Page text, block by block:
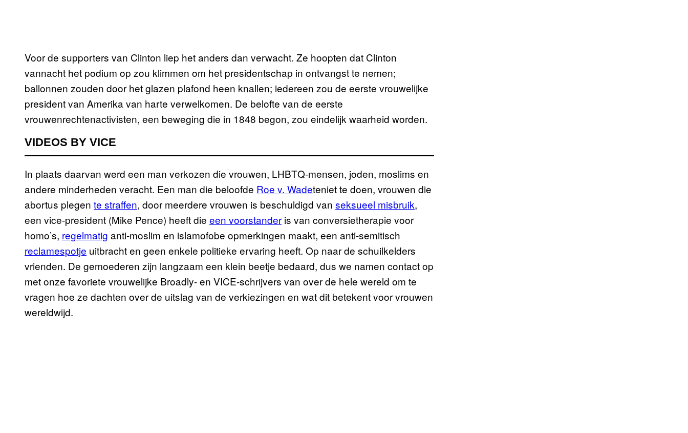
Voor de supporters van Clinton liep het anders dan verwacht. Ze hoopten dat Clinton
vannacht het podium op zou klimmen om het presidentschap in ontvangst te nemen;
ballonnen zouden door het glazen plafond heen knallen; iedereen zou de eerste vrouwelijke
president van Amerika van harte verwelkomen. De belofte van de eerste
vrouwenrechtenactivisten, een beweging die in 1848 begon, zou eindelijk waarheid worden.
VIDEOS BY VICE
In plaats daarvan werd een man verkozen die vrouwen, LHBTQ-mensen, joden, moslims en
andere minderheden veracht. Een man die beloofde Roe v. Wadeteniet te doen, vrouwen die
abortus plegen te straffen, door meerdere vrouwen is beschuldigd van seksueel misbruik,
een vice-president (Mike Pence) heeft die een voorstander is van conversietherapie voor
homo’s, regelmatig anti-moslim en islamofobe opmerkingen maakt, een anti-semitisch
reclamespotje uitbracht en geen enkele politieke ervaring heeft. Op naar de schuilkelders
vrienden. De gemoederen zijn langzaam een klein beetje bedaard, dus we namen contact op
met onze favoriete vrouwelijke Broadly- en VICE-schrijvers van over de hele wereld om te
vragen hoe ze dachten over de uitslag van de verkiezingen en wat dit betekent voor vrouwen
wereldwijd.